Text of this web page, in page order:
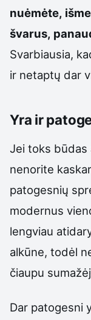
nuėmėte,
švarus,
Svarbiausia,
ir netaptų dar
Yra ir
Jei toks būdas
nenorite
patogesnių
modernus
lengviau
alkūne, todėl
čiaupu
Dar patogesni